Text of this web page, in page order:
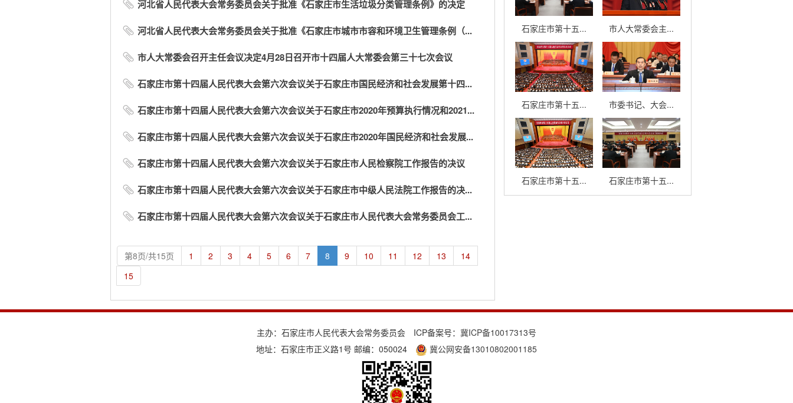
河北省人民代表大会常务委员会关于批准《石家庄市生活垃圾分类管理条例》的决定
河北省人民代表大会常务委员会关于批准《石家庄市城市市容和环境卫生管理条例（...
市人大常委会召开主任会议决定4月28日召开市十四届人大常委会第三十七次会议
石家庄市第十四届人民代表大会第六次会议关于石家庄市国民经济和社会发展第十四...
石家庄市第十四届人民代表大会第六次会议关于石家庄市2020年预算执行情况和2021...
石家庄市第十四届人民代表大会第六次会议关于石家庄市2020年国民经济和社会发展...
石家庄市第十四届人民代表大会第六次会议关于石家庄市人民检察院工作报告的决议
石家庄市第十四届人民代表大会第六次会议关于石家庄市中级人民法院工作报告的决...
石家庄市第十四届人民代表大会第六次会议关于石家庄市人民代表大会常务委员会工...
第8页/共15页 1 2 3 4 5 6 7 8 9 10 11 12 13
14
15
石家庄市第十五... 市人大常委会主...
石家庄市第十五... 市委书记、大会...
石家庄市第十五... 石家庄市第十五...
主办：石家庄市人民代表大会常务委员会 ICP备案号： 冀ICP备10017313号
地址：石家庄市正义路1号 邮编：050024
冀公网安备13010802001185